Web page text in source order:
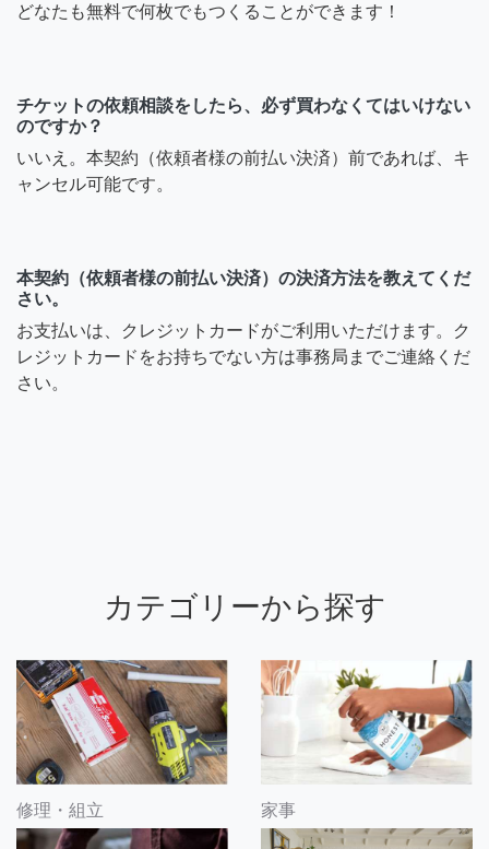
どなたも無料で何枚でもつくることができます！
チケットの依頼相談をしたら、必ず買わなくてはいけない
のですか？
いいえ。本契約（依頼者様の前払い決済）前であれば、キ
ャンセル可能です。
本契約（依頼者様の前払い決済）の決済方法を教えてくだ
さい。
お支払いは、クレジットカードがご利用いただけます。ク
レジットカードをお持ちでない方は事務局までご連絡くだ
さい。
カテゴリーから探す
修理・組立 家事